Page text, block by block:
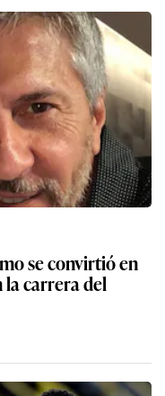
se convirtió en
carrera del